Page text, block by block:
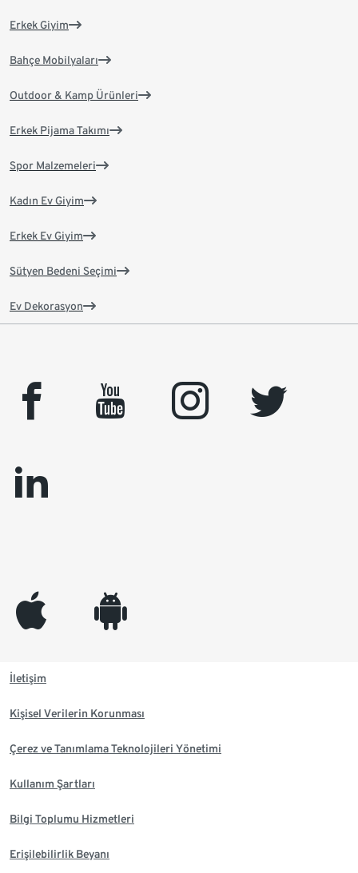
Erkek Giyim
Bahçe Mobilyaları
Outdoor & Kamp Ürünleri
Erkek Pijama Takımı
Spor Malzemeleri
Kadın Ev Giyim
Erkek Ev Giyim
Sütyen Bedeni Seçimi
Ev Dekorasyon
facebook youtube instagram
twitter
linkedin
appleinc android
İletişim
Kişisel Verilerin Korunması
Çerez ve Tanımlama Teknolojileri Yönetimi
Kullanım Şartları
Bilgi Toplumu Hizmetleri
Erişilebilirlik Beyanı